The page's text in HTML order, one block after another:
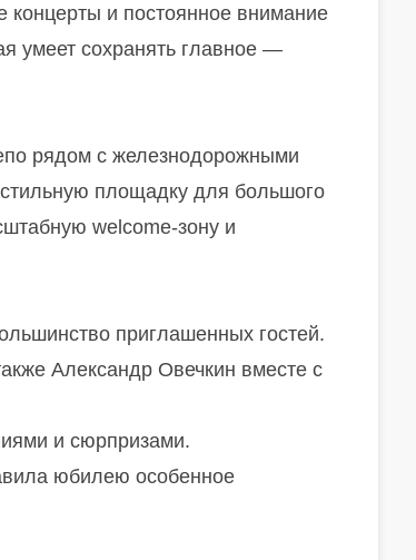
концерты и постоянное внимание
умеет сохранять главное —
рядом с железнодорожными
площадку для большого
welcome-зону и
приглашенных гостей.
Александр Овечкин вместе с
и сюрпризами.
юбилею особенное